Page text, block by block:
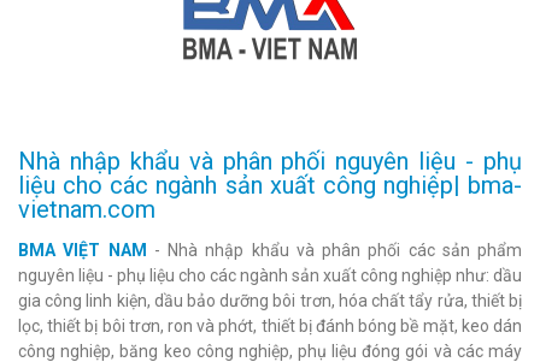
Nhà nhập khẩu và phân phối nguyên liệu - phụ
liệu cho các ngành sản xuất công nghiệp| bma-
vietnam.com
BMA VIỆT NAM
- Nhà nhập khẩu và phân phối các sản phẩm
nguyên liệu - phụ liệu cho các ngành sản xuất công nghiệp như: dầu
gia công linh kiện, dầu bảo dưỡng bôi trơn, hóa chất tẩy rửa, thiết bị
lọc, thiết bị bôi trơn, ron và phớt, thiết bị đánh bóng bề mặt, keo dán
công nghiệp, băng keo công nghiệp, phụ liệu đóng gói và các máy